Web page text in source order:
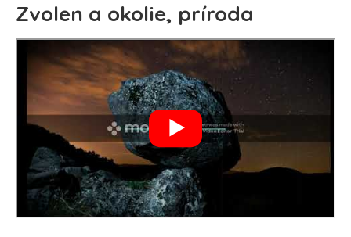
Zvolen a okolie, príroda